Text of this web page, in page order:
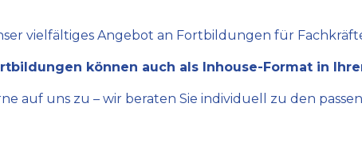
vielfältiges Angebot an Fortbildungen für
können auch als Inhouse-Format in
auf uns zu – wir beraten Sie individuell zu den